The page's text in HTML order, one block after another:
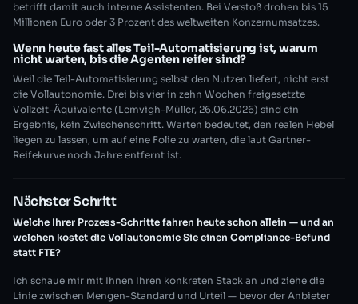
betrifft damit auch interne Assistenten. Bei Verstoß drohen bis 15
Millionen Euro oder 3 Prozent des weltweiten Konzernumsatzes.
Wenn heute fast alles Teil-Automatisierung ist, warum
nicht warten, bis die Agenten reifer sind?
Weil die Teil-Automatisierung selbst den Nutzen liefert, nicht erst
die Vollautonomie. Drei bis vier in zehn Wochen freigesetzte
Vollzeit-Äquivalente (Lemvigh-Müller, 26.06.2026) sind ein
Ergebnis, kein Zwischenschritt. Warten bedeutet, den realen Hebel
liegen zu lassen, um auf eine Folie zu warten, die laut Gartner-
Reifekurve noch Jahre entfernt ist.
Nächster Schritt
Welche Ihrer Prozess-Schritte fahren heute schon allein — und an
welchen kostet die Vollautonomie Sie einen Compliance-Befund
statt FTE?
Ich schaue mir mit Ihnen Ihren konkreten Stack an und ziehe die
Linie zwischen Mengen-Standard und Urteil — bevor der Anbieter